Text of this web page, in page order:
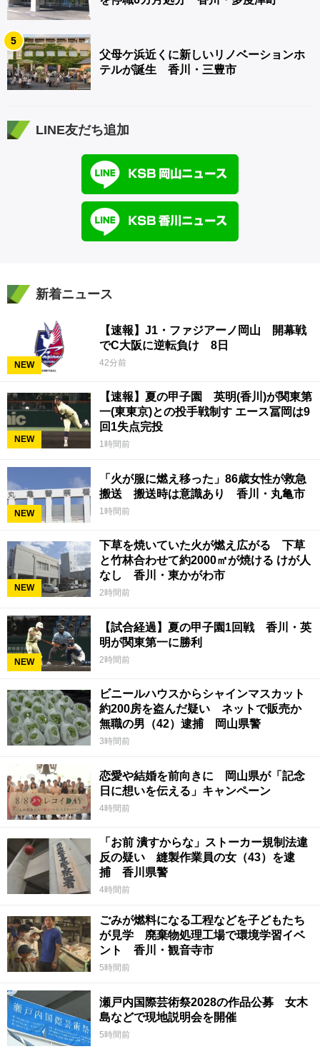
5
父母ケ浜近くに新しいリノベーションホ
テルが誕生 香川・三豊市
LINE友だち追加
新着ニュース
NEW
【速報】J1・ファジアーノ岡山 開幕戦
でC大阪に逆転負け 8日
42分前
NEW
【速報】夏の甲子園 英明(香川)が関東第
一(東東京)との投手戦制す エース冨岡は9
回1失点完投
1時間前
NEW
「火が服に燃え移った」86歳女性が救急
搬送 搬送時は意識あり 香川・丸亀市
1時間前
NEW
下草を焼いていた火が燃え広がる 下草
と竹林合わせて約2000㎡が焼ける けが人
なし 香川・東かがわ市
2時間前
NEW
【試合経過】夏の甲子園1回戦 香川・英
明が関東第一に勝利
2時間前
ビニールハウスからシャインマスカット
約200房を盗んだ疑い ネットで販売か
無職の男（42）逮捕 岡山県警
3時間前
恋愛や結婚を前向きに 岡山県が「記念
日に想いを伝える」キャンペーン
4時間前
「お前 潰すからな」ストーカー規制法違
反の疑い 縫製作業員の女（43）を逮
捕 香川県警
4時間前
ごみが燃料になる工程などを子どもたち
が見学 廃棄物処理工場で環境学習イベ
ント 香川・観音寺市
5時間前
瀬戸内国際芸術祭2028の作品公募 女木
島などで現地説明会を開催
5時間前